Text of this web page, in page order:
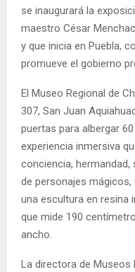
se inaugurará la
maestro César
y que inicia en Puebla,
promueve el gobierno
El Museo Regional de
307, San Juan
puertas para albergar
experiencia inmersiva
conciencia,
de personajes mágicos,
una escultura en resina
que mide 190
ancho.
La directora de Museos